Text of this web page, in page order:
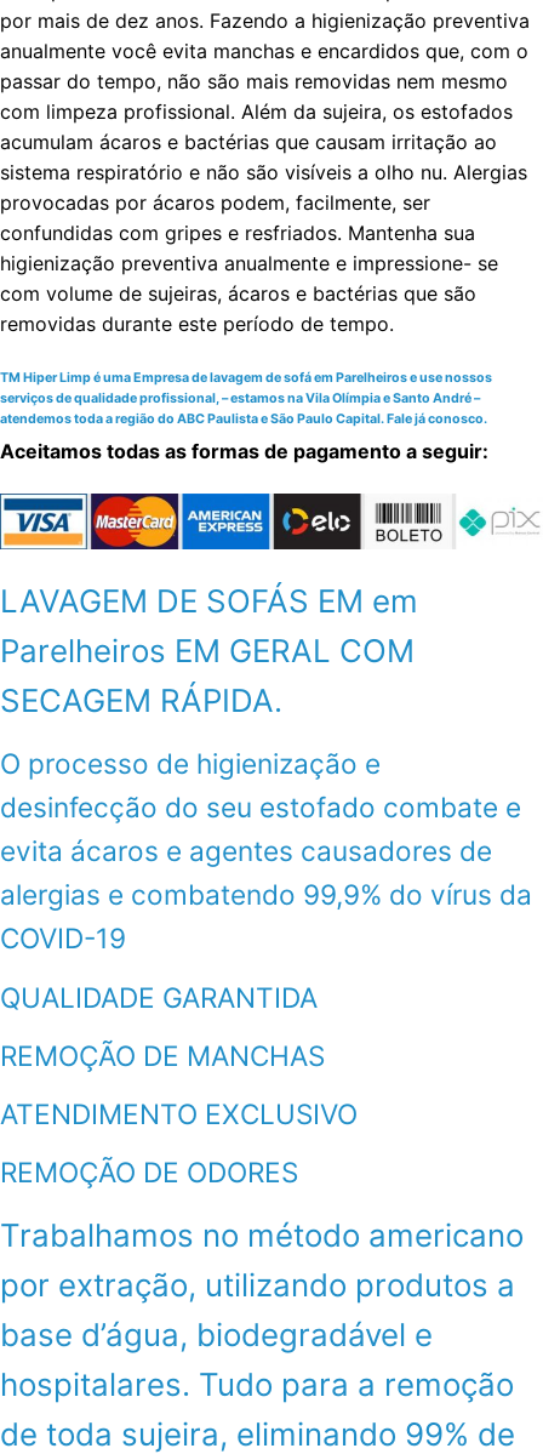
por mais de dez anos. Fazendo a higienização preventiva
anualmente você evita manchas e encardidos que, com o
passar do tempo, não são mais removidas nem mesmo
com limpeza profissional. Além da sujeira, os estofados
acumulam ácaros e bactérias que causam irritação ao
sistema respiratório e não são visíveis a olho nu. Alergias
provocadas por ácaros podem, facilmente, ser
confundidas com gripes e resfriados. Mantenha sua
higienização preventiva anualmente e impressione- se
com volume de sujeiras, ácaros e bactérias que são
removidas durante este período de tempo.
TM Hiper Limp é uma Empresa de lavagem de sofá em Parelheiros e use nossos
serviços de qualidade profissional, – estamos na Vila Olímpia e Santo André –
atendemos toda a região do ABC Paulista e São Paulo Capital. Fale já conosco.
Aceitamos todas as formas de pagamento a seguir:
LAVAGEM DE SOFÁS EM em
Parelheiros EM GERAL COM
SECAGEM RÁPIDA.
O processo de higienização e
desinfecção do seu estofado combate e
evita ácaros e agentes causadores de
alergias e combatendo 99,9% do vírus da
COVID-19
QUALIDADE GARANTIDA
REMOÇÃO DE MANCHAS
ATENDIMENTO EXCLUSIVO
REMOÇÃO DE ODORES
Trabalhamos no método americano
por extração, utilizando produtos a
base d’água, biodegradável e
hospitalares. Tudo para a remoção
de toda sujeira, eliminando 99% de